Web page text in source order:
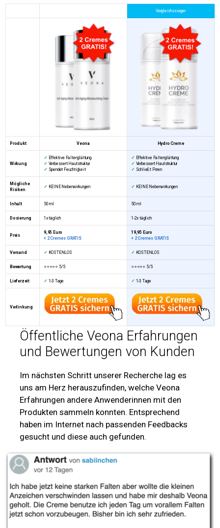
Vergleichssieger
Produkt Veona Hydro Creme
Wirkung
✓ Effektive Faltenglättung
✓ Verbessert Hautstruktur
✓ Spendet Feuchtigkeit
✓ Effektive Faltenglättung
✓ Verbessert Hautstruktur
✓ Schließt Poren
Mögliche
Risiken
✓ KEINE Nebenwirkungen ✓ KEINE Nebenwirkungen
Inhalt 50 ml 50 ml
Dosierung 1x täglich 1-2x täglich
Preis
9,95 Euro
+ 2 Cremes GRATIS
19,95 Euro
+ 2 Cremes GRATIS
Versand ✓ KOSTENLOS ✓ KOSTENLOS
Bewertung ⭐⭐⭐⭐⭐ 5/5 ⭐⭐⭐⭐⭐ 5/5
Lieferzeit ✓ 1-3 Tage ✓ 1-3 Tage
Verlinkung
Öffentliche Veona Erfahrungen
und Bewertungen von Kunden
Im nächsten Schritt unserer Recherche lag es
uns am Herz herauszufinden, welche Veona
Erfahrungen andere Anwenderinnen mit den
Produkten sammeln konnten. Entsprechend
haben im Internet nach passenden Feedbacks
gesucht und diese auch gefunden.